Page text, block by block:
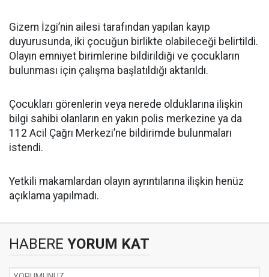
Gizem İzgi’nin ailesi tarafından yapılan kayıp
duyurusunda, iki çocuğun birlikte olabileceği belirtildi.
Olayın emniyet birimlerine bildirildiği ve çocukların
bulunması için çalışma başlatıldığı aktarıldı.
Çocukları görenlerin veya nerede olduklarına ilişkin
bilgi sahibi olanların en yakın polis merkezine ya da
112 Acil Çağrı Merkezi’ne bildirimde bulunmaları
istendi.
Yetkili makamlardan olayın ayrıntılarına ilişkin henüz
açıklama yapılmadı.
HABERE YORUM KAT